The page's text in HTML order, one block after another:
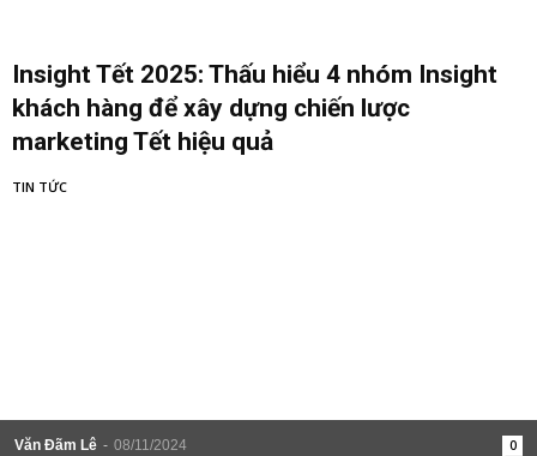
Insight Tết 2025: Thấu hiểu 4 nhóm Insight
khách hàng để xây dựng chiến lược
marketing Tết hiệu quả
Văn Đãm Lê - 08/11/2024 0
TIN TỨC